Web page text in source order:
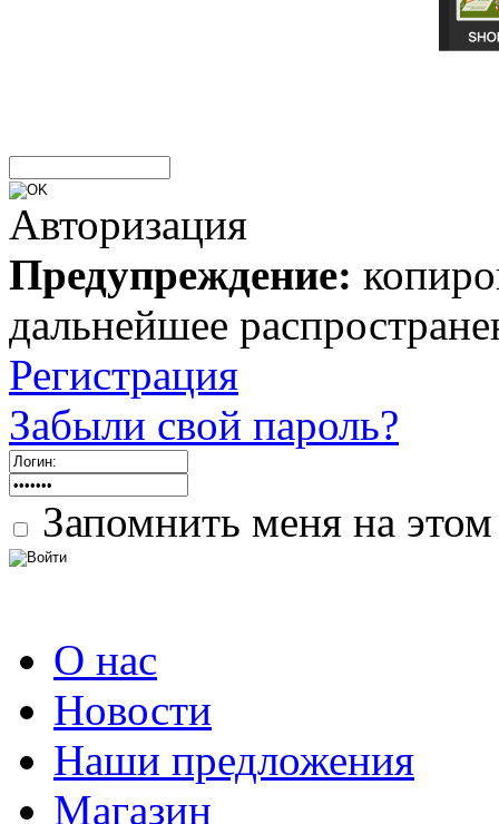
Авторизация
Предупреждение:
дальнейшее
Регистрация
Забыли свой пароль?
Запомнить меня на
О нас
Новости
Наши предложения
Магазин